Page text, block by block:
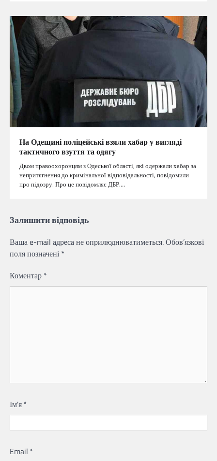
На Одещині поліцейські взяли хабар у вигляді
тактичного взуття та одягу
Двом правоохоронцям з Одеської області, які одержали хабар за
непритягнення до кримінальної відповідальності, повідомили
про підозру. Про це повідомляє ДБР.…
Залишити відповідь
Ваша e-mail адреса не оприлюднюватиметься.Обов’язкові
поля позначені *
Коментар *
Ім'я *
Email *